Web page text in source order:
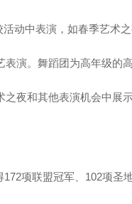
动中表演，如春季艺术
演。舞蹈团为高年级的
夜和其他表演机会中展
项联盟冠军、102项